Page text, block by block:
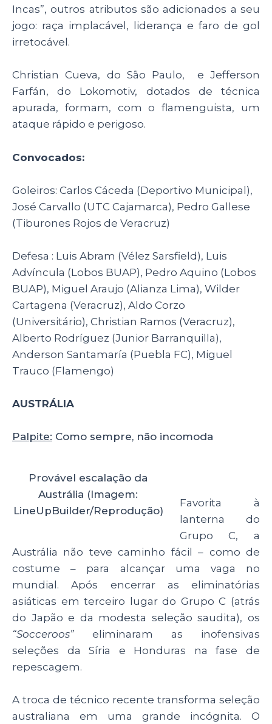
Incas”, outros atributos são adicionados a seu
jogo: raça implacável, liderança e faro de gol
irretocável.
Christian Cueva, do São Paulo, e Jefferson
Farfán, do Lokomotiv, dotados de técnica
apurada, formam, com o flamenguista, um
ataque rápido e perigoso.
Convocados:
Goleiros: Carlos Cáceda (Deportivo Municipal),
José Carvallo (UTC Cajamarca), Pedro Gallese
(Tiburones Rojos de Veracruz)
Defesa : Luis Abram (Vélez Sarsfield), Luis
Advíncula (Lobos BUAP), Pedro Aquino (Lobos
BUAP), Miguel Araujo (Alianza Lima), Wilder
Cartagena (Veracruz), Aldo Corzo
(Universitário), Christian Ramos (Veracruz),
Alberto Rodríguez (Junior Barranquilla),
Anderson Santamaría (Puebla FC), Miguel
Trauco (Flamengo)
AUSTRÁLIA
Palpite: Como sempre, não incomoda
Provável escalação da
Austrália (Imagem:
LineUpBuilder/Reprodução)
Favorita à
lanterna do
Grupo C, a
Austrália não teve caminho fácil – como de
costume – para alcançar uma vaga no
mundial. Após encerrar as eliminatórias
asiáticas em terceiro lugar do Grupo C (atrás
do Japão e da modesta seleção saudita), os
“Socceroos” eliminaram as inofensivas
seleções da Síria e Honduras na fase de
repescagem.
A troca de técnico recente transforma seleção
australiana em uma grande incógnita. O